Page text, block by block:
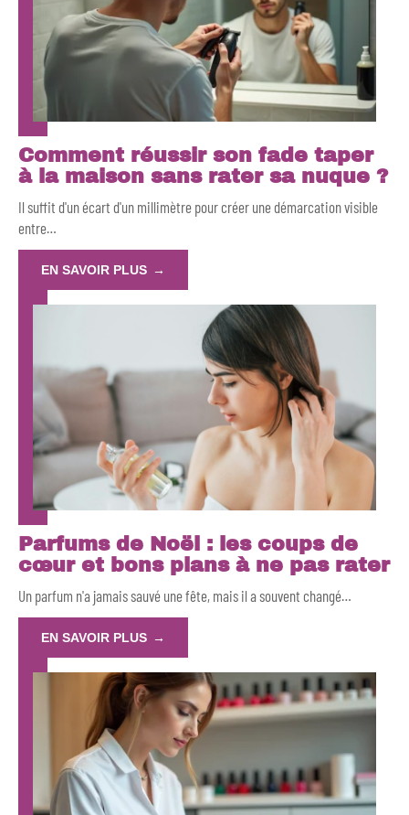
Comment réussir son fade taper
à la maison sans rater sa nuque ?
Il suffit d'un écart d'un millimètre pour créer une démarcation visible
entre…
EN SAVOIR PLUS
Parfums de Noël : les coups de
cœur et bons plans à ne pas rater
Un parfum n'a jamais sauvé une fête, mais il a souvent changé…
EN SAVOIR PLUS